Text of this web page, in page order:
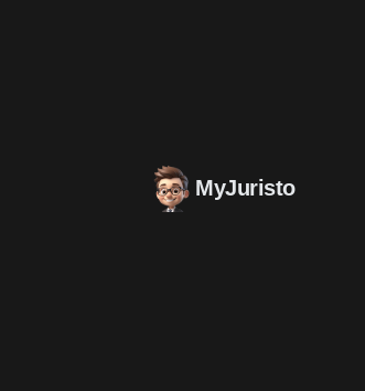
MyJuristo